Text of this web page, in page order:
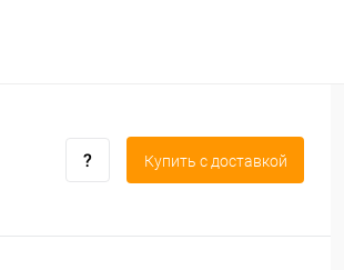
Купить c доставкой